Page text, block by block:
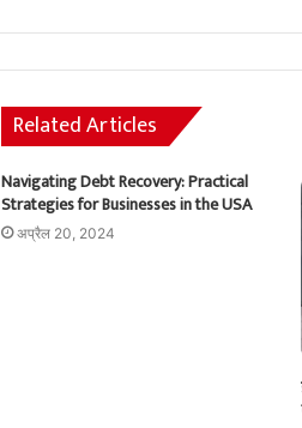
Related Articles
Navigating Debt Recovery: Practical
Strategies for Businesses in the USA
अप्रैल 20, 2024